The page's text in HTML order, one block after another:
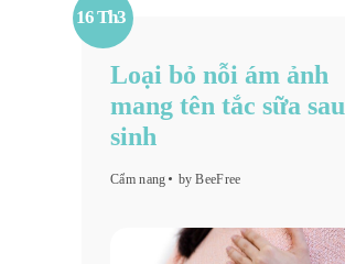
16 Th3
Loại bỏ nỗi ám ảnh
mang tên tắc sữa sau
sinh
Cẩm nang by BeeFree